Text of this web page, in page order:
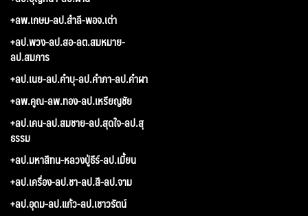
+ลพ.เกษม-ลป.สำลี-พอจ.เต่า
+ลป.พวง-ลป.สอ-ลต.สมหมาย-
ลป.สมภาร
+ลป.เนย-ลป.คำบุ-ลป.คำภา-ลป.คำผา
+ลพ.คูณ-ลพ.ทอง-ลป.เหรียญชัย
+ลป.เคน-ลป.สมชาย-ลป.สุดใจ-ลป.สุ
ธรรม
+ลป.มหาสีทน-หลวงปู่ธีร์-ลป.เมี้ยน
+ลป.เครื่อง-ลป.ชา-ลป.สี-ลป.จาม
+ลป.อุดม-ลป.แก้ว-ลป.เชาวรัตน์